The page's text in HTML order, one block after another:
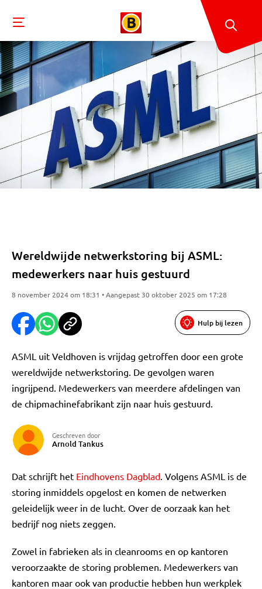
Wereldwijde netwerkstoring bij ASML:
medewerkers naar huis gestuurd
8 november 2024 om 18:31 • Aangepast 30 oktober 2025 om 17:28
Hulp bij lezen
ASML uit Veldhoven is vrijdag getroffen door een grote
wereldwijde netwerkstoring. De gevolgen waren
ingrijpend. Medewerkers van meerdere afdelingen van
de chipmachinefabrikant zijn naar huis gestuurd.
Geschreven door
Arnold Tankus
Dat schrijft het Eindhovens Dagblad. Volgens ASML is de
storing inmiddels opgelost en komen de netwerken
geleidelijk weer in de lucht. Over de oorzaak kan het
bedrijf nog niets zeggen.
Zowel in fabrieken als in cleanrooms en op kantoren
veroorzaakte de storing problemen. Medewerkers van
kantoren maar ook van productie hebben hun werkplek